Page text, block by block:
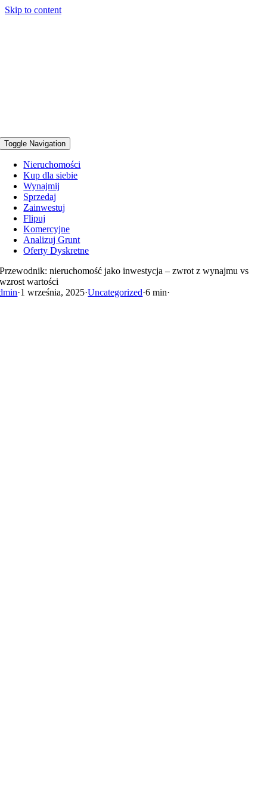
Skip to content
Toggle Navigation
Nieruchomości
Kup dla siebie
Wynajmij
Sprzedaj
Zainwestuj
Flipuj
Komercyjne
Analizuj Grunt
Oferty Dyskretne
Przewodnik: nieruchomość jako inwestycja – zwrot z wynajmu vs
wzrost wartości
·1 września, 2025·Uncategorized·6 min·